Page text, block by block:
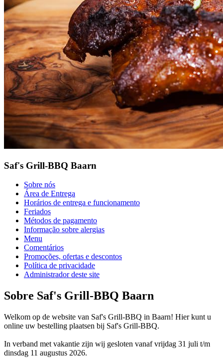
Saf's Grill-BBQ Baarn
Sobre nós
Área de Entrega
Horários de entrega e funcionamento
Feriados
Métodos de pagamento
Informação sobre alergias
Menu
Comentários
Promoções, ofertas e descontos
Política de privacidade
Administrador deste site
Sobre Saf's Grill-BBQ Baarn
Welkom op de website van Saf's Grill-BBQ in Baarn! Hier kunt u
online uw bestelling plaatsen bij Saf's Grill-BBQ.
In verband met vakantie zijn wij gesloten vanaf vrijdag 31 juli t/m
dinsdag 11 augustus 2026.